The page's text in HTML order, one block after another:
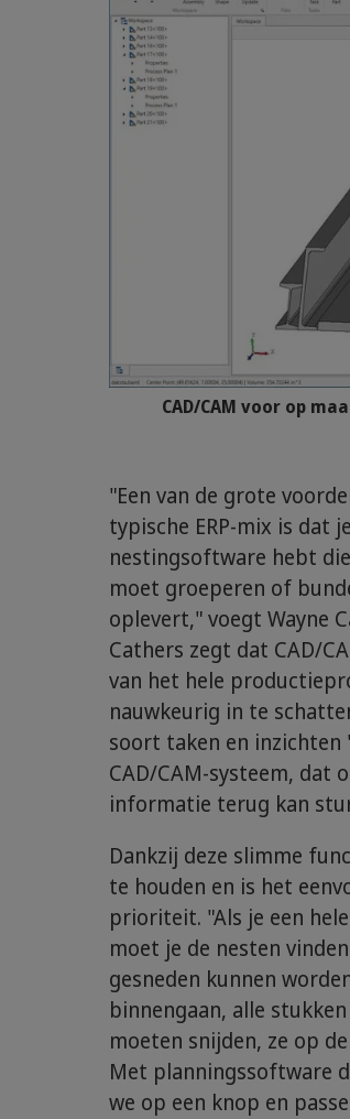
CAD/CAM voor op
"Een van de grote
typische ERP-mix is dat
nestingsoftware hebt
moet groeperen of
oplevert," voegt Wayne
Cathers zegt dat CAD/
van het hele
nauwkeurig in te
soort taken en
CAD/CAM-systeem, dat
informatie terug kan
Dankzij deze slimme
te houden en is het
prioriteit. "Als je een
moet je de nesten
gesneden kunnen
binnengaan, alle
moeten snijden, ze op
Met planningssoftware
we op een knop en